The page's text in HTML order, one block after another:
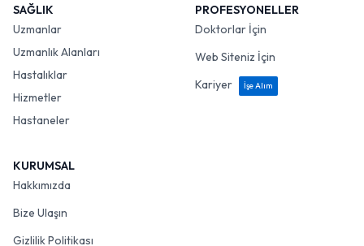
SAĞLIK
Uzmanlar
Uzmanlık Alanları
Hastalıklar
Hizmetler
Hastaneler
PROFESYONELLER
Doktorlar İçin
Web Siteniz İçin
Kariyer
İşe Alım
KURUMSAL
Hakkımızda
Bize Ulaşın
Gizlilik Politikası